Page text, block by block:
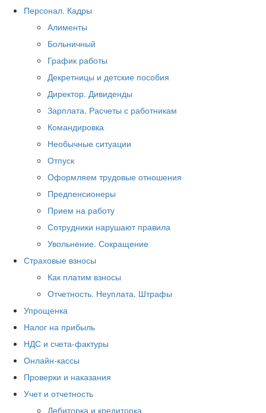
Персонал. Кадры
Алименты
Больничный
График работы
Декретницы и детские пособия
Директор. Дивиденды
Зарплата. Расчеты с работникам
Командировка
Необычные ситуации
Отпуск
Оформляем трудовые отношения
Предпенсионеры
Прием на работу
Сотрудники нарушают правила
Увольнение. Сокращение
Страховые взносы
Как платим взносы
Отчетность. Неуплата. Штрафы
Упрощенка
Налог на прибыль
НДС и счета-фактуры
Онлайн-кассы
Проверки и наказания
Учет и отчетность
Дебиторка и кредиторка